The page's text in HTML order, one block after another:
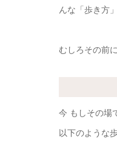
んな「歩き方
むしろその前に
今 もしその場
以下のような